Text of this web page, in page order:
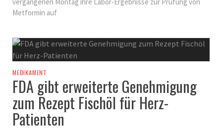
Metformin auf
MEDIKAMENT
FDA gibt erweiterte Genehmigung
zum Rezept Fischöl für Herz-
Patienten